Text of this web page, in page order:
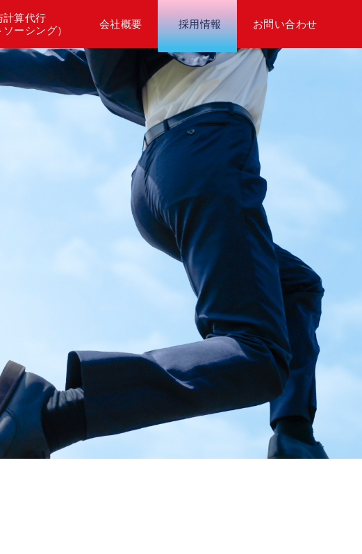
計算代行
ソーシング）
会社概要 採用情報 お問い合わせ